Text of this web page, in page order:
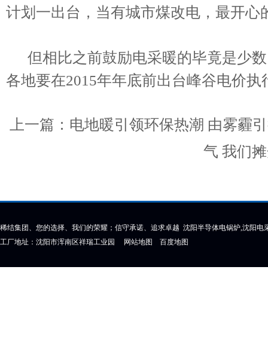
计划一出台，当有城市煤改电，最开心
但相比之前鼓励电采暖的毕竟是少
各地要在2015年年底前出台峰谷电价
上一篇： 电地暖引领环保热潮 由雾霾
气 我们
稀结集团、您的选择、我们的荣耀；信守承诺、追求卓越 沈阳半导体电锅炉,沈阳电
工厂地址：沈阳市浑南区祥瑞工业园 网站地图 百度地图